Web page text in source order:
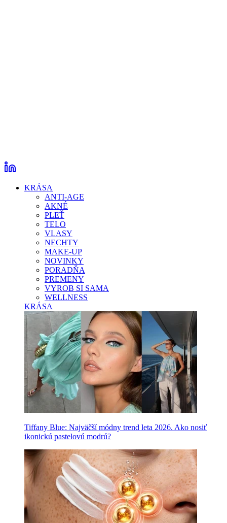
KRÁSA
ANTI-AGE
AKNÉ
PLEŤ
TELO
VLASY
NECHTY
MAKE-UP
NOVINKY
PORADŇA
PREMENY
VYROB SI SAMA
WELLNESS
KRÁSA
Tiffany Blue: Najväčší módny trend leta 2026. Ako nosiť
ikonickú pastelovú modrú?